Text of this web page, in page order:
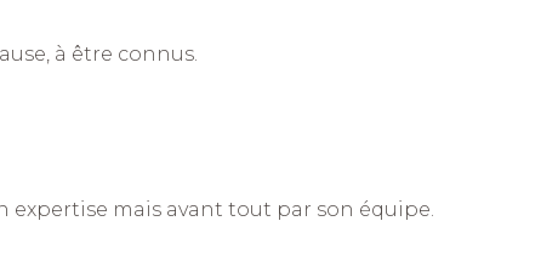
à être connus.
expertise mais avant tout par son équipe.